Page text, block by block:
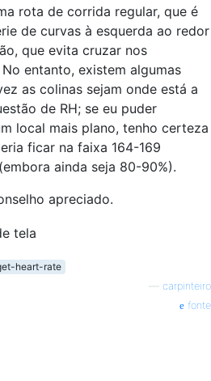
rota de corrida regular, que é
de curvas à esquerda ao redor
que evita cruzar nos
entanto, existem algumas
as colinas sejam onde está a
de RH; se eu puder
local mais plano, tenho certeza
ficar na faixa 164-169
ainda seja 80-90%).
apreciado.
heart-rate
carpinteiro
fonte